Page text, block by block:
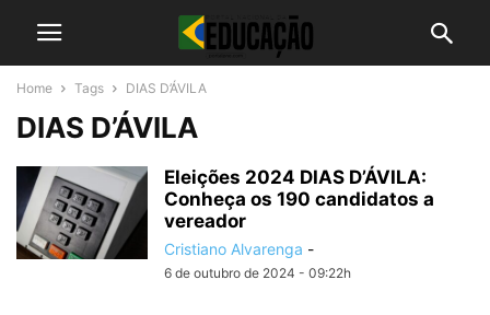
Home Tags DIAS D’ÁVILA
DIAS D’ÁVILA
Eleições 2024 DIAS D’ÁVILA:
Conheça os 190 candidatos a
vereador
Cristiano Alvarenga -
6 de outubro de 2024 - 09:22h